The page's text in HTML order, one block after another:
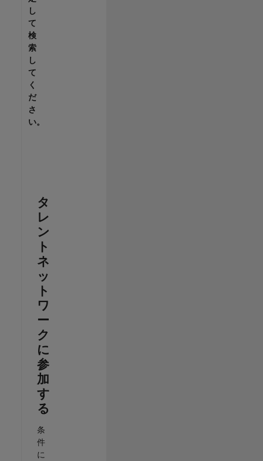
し
て
検
索
し
て
く
だ
さ
い。
タ
レ
ン
ト
ネ
ッ
ト
ワ
ー
ク
に
参
加
す
る
条
件
に